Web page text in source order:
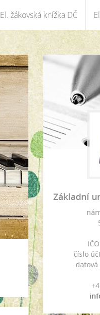
El. žákovská knížka DČ
Základní
číslo